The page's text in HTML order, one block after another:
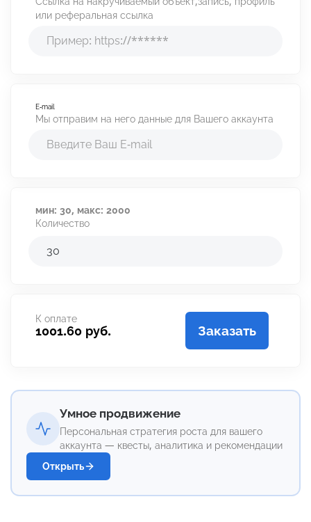
Отзывы
или реферальная ссылка
E-mail
Мы отправим на него данные для Вашего аккаунта
мин: 30, макс: 2000
Количество
К оплате
1001.60 руб. Заказать
Умное продвижение
Персональная стратегия роста для вашего
аккаунта — квесты, аналитика и рекомендации
Открыть